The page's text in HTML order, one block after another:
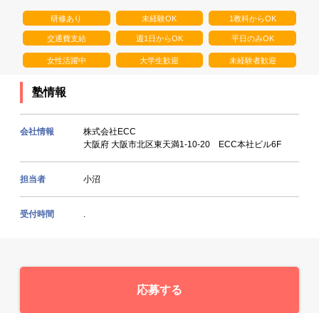
研修あり 未経験OK 1教科からOK
交通費支給 週1日からOK 平日のみOK
女性活躍中 大学生歓迎 未経験者歓迎
塾情報
会社情報
株式会社ECC
大阪府 大阪市北区東天満1-10-20 ECC本社ビル6F
担当者 小沼
受付時間 .
応募する